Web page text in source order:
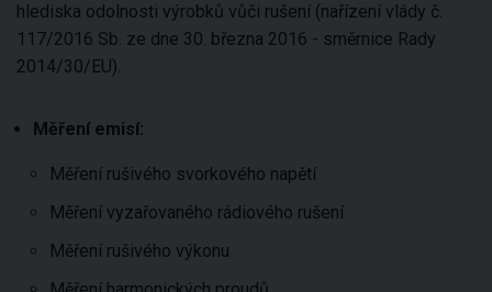
hlediska odolnosti výrobků vůči rušení (nařízení vlády č.
117/2016 Sb. ze dne 30. března 2016 - směrnice Rady
2014/30/EU).
Měření emisí:
Měření rušivého svorkového napětí
Měření vyzařovaného rádiového rušení
Měření rušivého výkonu